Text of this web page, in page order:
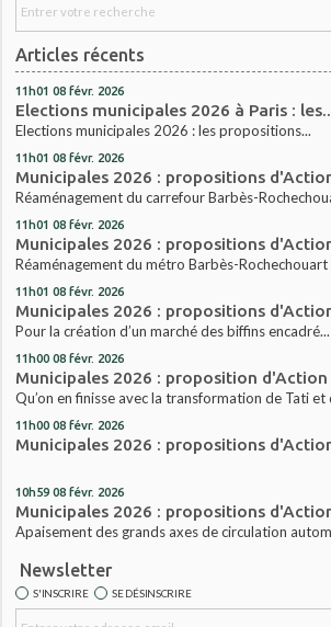
Articles récents
11h01 08 févr. 2026
Elections municipales 2026 à Paris :
Elections municipales 2026 : les propositions...
11h01 08 févr. 2026
Municipales 2026 : propositions
Réaménagement du carrefour Barbès-
11h01 08 févr. 2026
Municipales 2026 : propositions
Réaménagement du métro Barbès-Rochechouart
11h01 08 févr. 2026
Municipales 2026 : propositions
Pour la création d’un marché des biffins encadré...
11h00 08 févr. 2026
Municipales 2026 : proposition d'Action
Qu’on en finisse avec la transformation de Tati et
11h00 08 févr. 2026
Municipales 2026 : propositions
10h59 08 févr. 2026
Municipales 2026 : propositions
Apaisement des grands axes de circulation
Newsletter
S'INSCRIRE SE DÉSINSCRIRE